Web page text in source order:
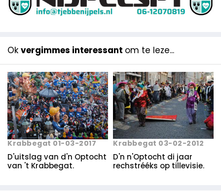
Ok vergimmes interessant om te leze...
Krabbegat 01-03-2017
D'uitslag van d'n Optocht
van 't Krabbegat.
Krabbegat 03-02-2012
D'n n'Optocht di jaar
rechstrééks op tillevisie.